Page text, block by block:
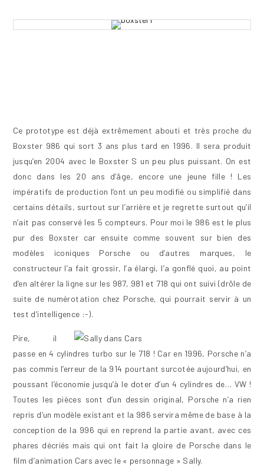
Ce prototype est déjà extrêmement abouti et très proche du
Boxster 986 qui sort 3 ans plus tard en 1996. Il sera produit
jusqu’en 2004 avec le Boxster S un peu plus puissant. On est
donc dans les 20 ans d’âge, encore une jeune fille ! Les
impératifs de production l’ont un peu modifié ou simplifié dans
certains détails, surtout sur l’arrière et je regrette surtout qu’il
n’ait pas conservé les 5 compteurs. Pour moi le 986 est le plus
pur des Boxster car ensuite comme souvent sur bien des
modèles iconiques Porsche ou d’autres marques, le
constructeur l’a fait grossir, l’a élargi, l’a gonflé quoi, au point
d’en altérer la ligne sur les 987, 981 et 718 qui ont suivi (drôle de
suite de numérotation chez Porsche, qui pourrait servir à un
test d’intelligence :-).
Pire, il
passe en 4 cylindres turbo sur le 718 ! Car en 1996, Porsche n’a
pas commis l’erreur de la 914 pourtant surcotée aujourd’hui, en
poussant l’économie jusqu’à le doter d’un 4 cylindres de… VW !
Toutes les pièces sont d’un dessin original, Porsche n’a rien
repris d’un modèle existant et la 986 servira même de base à la
conception de la 996 qui en reprend la partie avant, avec ces
phares décriés mais qui ont fait la gloire de Porsche dans le
film d’animation Cars avec le « personnage » Sally.